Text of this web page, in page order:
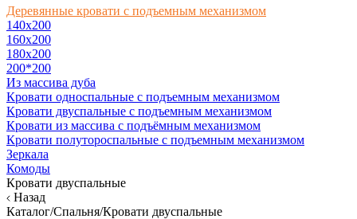
Деревянные кровати с подъемным механизмом
140x200
160х200
180х200
200*200
Из массива дуба
Кровати односпальные с подъемным механизмом
Кровати двуспальные с подъемным механизмом
Кровати из массива с подъёмным механизмом
Кровати полутороспальные с подъемным механизмом
Зеркала
Комоды
Кровати двуспальные
Назад
Каталог/Спальня/Кровати двуспальные